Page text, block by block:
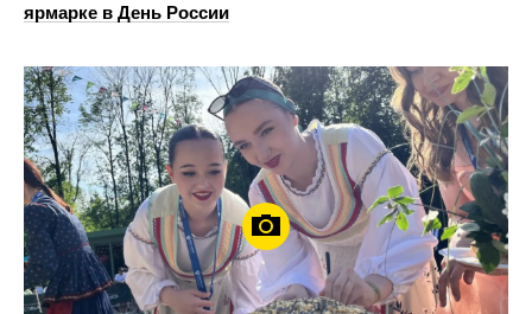
ярмарке в День России